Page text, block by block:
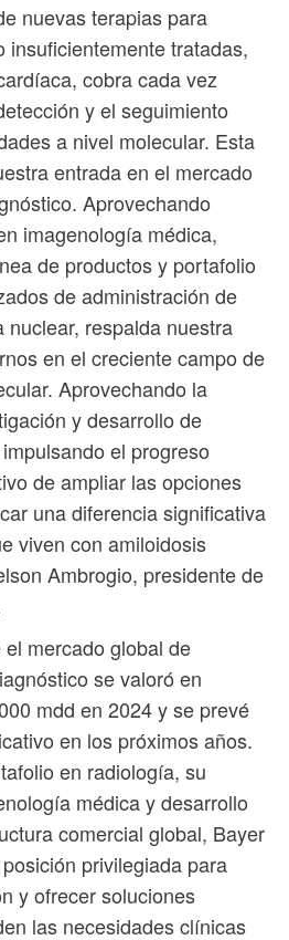
nuevas terapias para
insuficientemente tratadas,
cobra cada vez
y el seguimiento
a nivel molecular. Esta
entrada en el mercado
Aprovechando
imagenología médica,
de productos y portafolio
de administración de
respalda nuestra
en el creciente campo de
Aprovechando la
y desarrollo de
el progreso
de ampliar las opciones
una diferencia significativa
viven con amiloidosis
Ambrogio, presidente de
mercado global de
se valoró en
mdd en 2024 y se prevé
en los próximos años.
en radiología, su
médica y desarrollo
comercial global, Bayer
privilegiada para
y ofrecer soluciones
las necesidades clínicas